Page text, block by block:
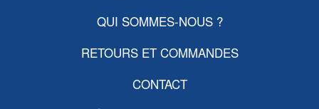
QUI SOMMES-NOUS ?
RETOURS ET COMMANDES
CONTACT